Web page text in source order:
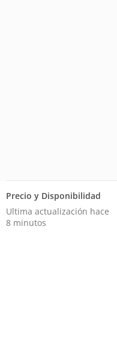
Precio y Disponibilidad
Ultima actualización hace
8 minutos